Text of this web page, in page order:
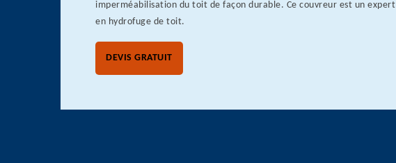
imperméabilisation du toit de façon durable. Ce couvreur est un expert
en hydrofuge de toit.
DEVIS GRATUIT